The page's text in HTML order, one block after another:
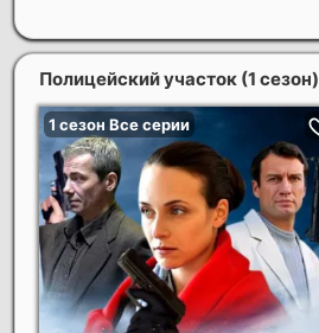
Полицейский участок (1 сезон)